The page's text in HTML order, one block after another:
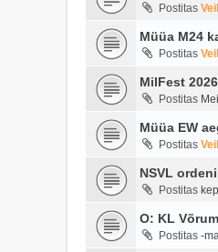
Postitas
Müüa M24
Postitas
MilFest
Postitas
Müüa EW
Postitas
NSVL
Postitas
O: KL
Postitas -